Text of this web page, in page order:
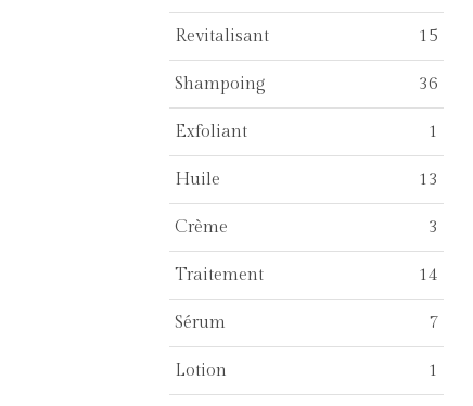
Revitalisant 15
Shampoing 36
Exfoliant 1
Huile 13
Crème 3
Traitement 14
Sérum 7
Lotion 1